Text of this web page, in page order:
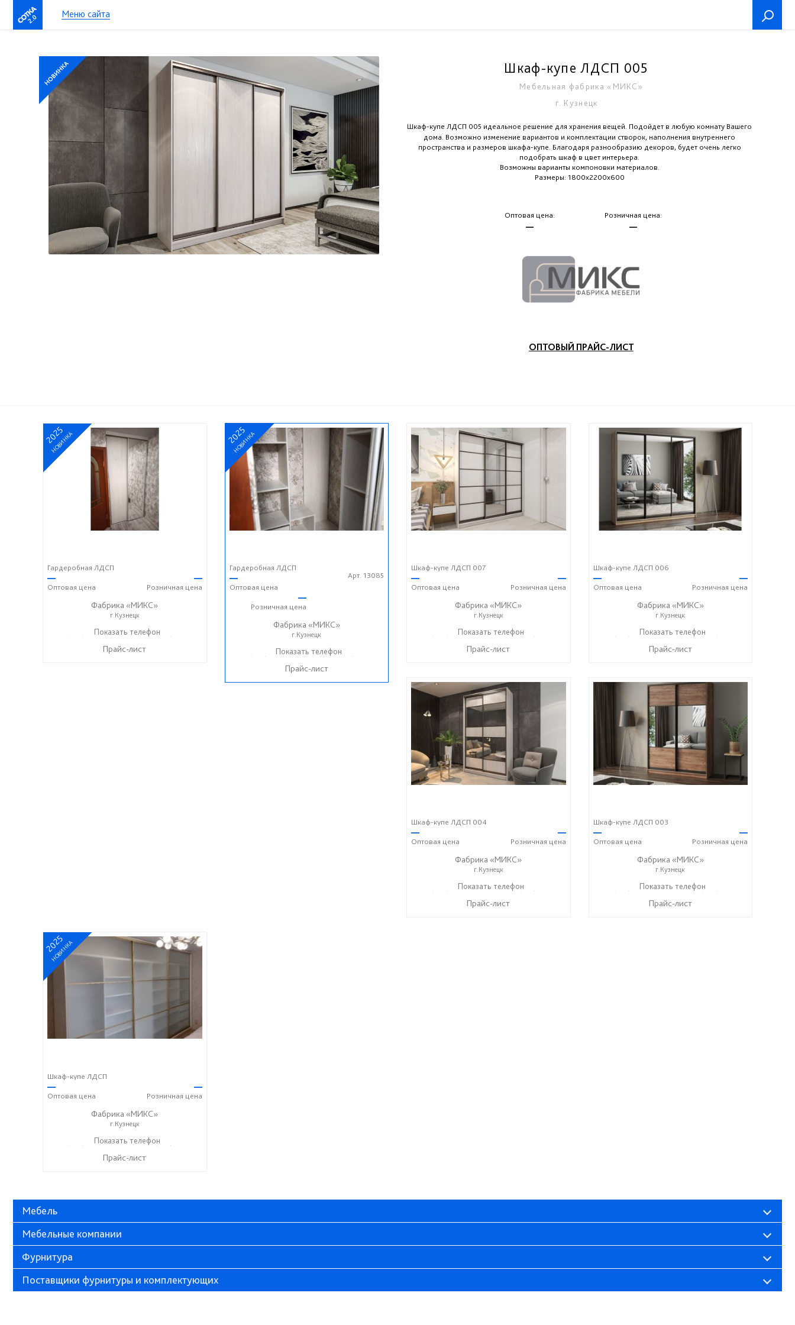
2.0 Меню сайта
Шкаф-купе ЛДСП 005
Мебельная фабрика «МИКС»
г. Кузнецк
Шкаф-купе ЛДСП 005 идеальное решение для хранения вещей. Подойдет в любую комнату Вашего
дома. Возможно изменение вариантов и комплектации створок, наполнения внутреннего
пространства и размеров шкафа-купе. Благодаря разнообразию декоров, будет очень легко
подобрать шкаф в цвет интерьера.
Возможны варианты компоновки материалов.
Размеры: 1800х2200х600
Оптовая цена:
—
Розничная цена:
—
ОПТОВЫЙ ПРАЙС-ЛИСТ
2025
НОВИНКА
Гардеробная ЛДСП
—
Оптовая цена
—
Розничная цена
Фабрика «МИКС»
г.Кузнецк
+7 (937) 423-36-37 ☎+7 (937) 428-44-55
Показать телефон
Прайс-лист
2025
НОВИНКА
Гардеробная ЛДСП
Арт. 13085
—
Оптовая цена
—
Розничная цена
Фабрика «МИКС»
г.Кузнецк
+7 (937) 423-36-37 ☎+7 (937) 428-44-55
Показать телефон
Прайс-лист
Шкаф-купе ЛДСП 007
—
Оптовая цена
—
Розничная цена
Фабрика «МИКС»
г.Кузнецк
+7 (937) 423-36-37 ☎+7 (937) 428-44-55
Показать телефон
Прайс-лист
Шкаф-купе ЛДСП 006
—
Оптовая цена
—
Розничная цена
Фабрика «МИКС»
г.Кузнецк
+7 (937) 423-36-37 ☎+7 (937) 428-44-55
Показать телефон
Прайс-лист
Шкаф-купе ЛДСП 004
—
Оптовая цена
—
Розничная цена
Фабрика «МИКС»
г.Кузнецк
+7 (937) 423-36-37 ☎+7 (937) 428-44-55
Показать телефон
Прайс-лист
Шкаф-купе ЛДСП 003
—
Оптовая цена
—
Розничная цена
Фабрика «МИКС»
г.Кузнецк
+7 (937) 423-36-37 ☎+7 (937) 428-44-55
Показать телефон
Прайс-лист
2025
НОВИНКА
Шкаф-купе ЛДСП
—
Оптовая цена
—
Розничная цена
Фабрика «МИКС»
г.Кузнецк
+7 (937) 423-36-37 ☎+7 (937) 428-44-55
Показать телефон
Прайс-лист
Мебель
Мебельные компании
Фурнитура
Поставщики фурнитуры и комплектующих